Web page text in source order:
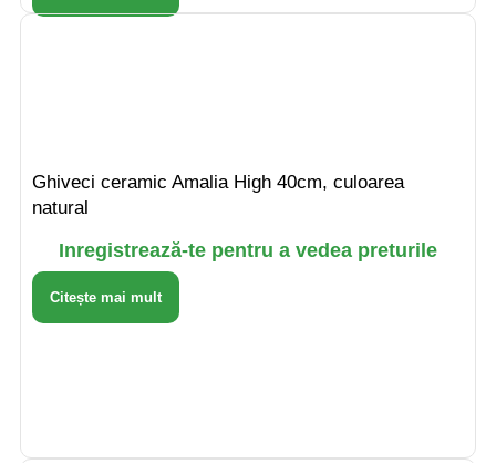
Ghiveci ceramic Amalia High 40cm, culoarea
natural
Inregistrează-te pentru a vedea preturile
Citește mai mult